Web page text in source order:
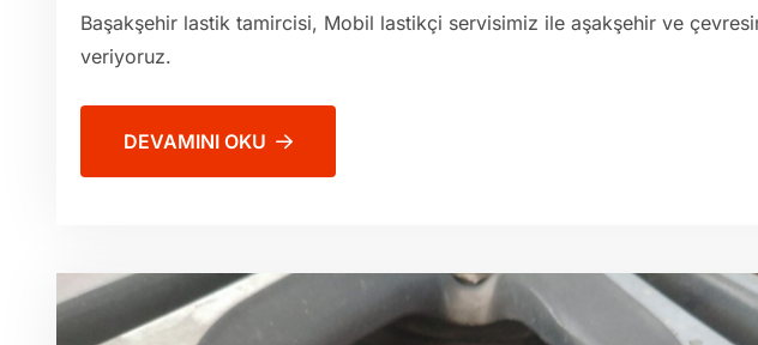
Başakşehir lastik tamircisi, Mobil lastikçi servisimiz ile aşakşehir ve
veriyoruz.
DEVAMINI OKU